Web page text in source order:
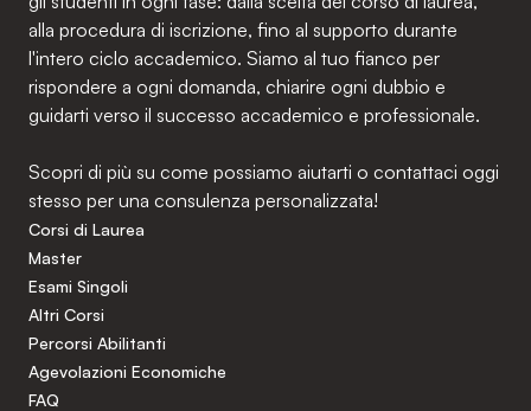
alla procedura di iscrizione, fino al supporto durante
l'intero ciclo accademico. Siamo al tuo fianco per
rispondere a ogni domanda, chiarire ogni dubbio e
guidarti verso il successo accademico e professionale.
Scopri di più su come possiamo aiutarti o contattaci oggi
stesso per una consulenza personalizzata!
Corsi di Laurea
Master
Esami Singoli
Altri Corsi
Percorsi Abilitanti
Agevolazioni Economiche
FAQ